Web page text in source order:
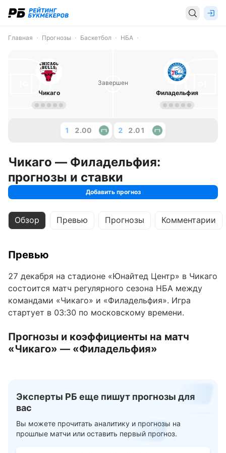
Главная Прогнозы Баскетбол НБА
Чикаго
Завершен
Филадельфия
1 2.00 2 2.01
Чикаго — Филадельфия:
прогнозы и ставки
Добавить прогноз
Обзор Превью Прогнозы Комментарии
Превью
27 декабря на стадионе «Юнайтед Центр» в Чикаго
состоится матч регулярного сезона НБА между
командами «Чикаго» и «Филадельфия». Игра
стартует в 03:30 по московскому времени.
Прогнозы и коэффициенты на матч
«Чикаго» — «Филадельфия»
домашней команды. Поставить на победу «Чикаго»
можно за коэффициент 1,92. Выигрыш
Эксперты РБ еще пишут прогнозы для
вас
Вы можете прочитать аналитику и прогнозы на
прошлые матчи или оставить первый прогноз.